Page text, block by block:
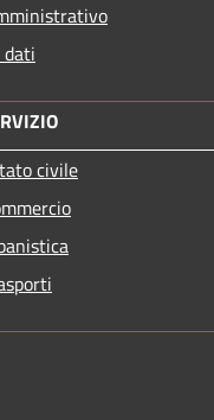
dati
civile